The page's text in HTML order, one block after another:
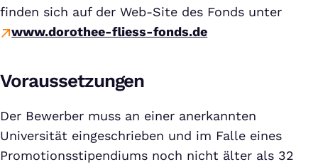
finden sich auf der Web-Site des Fonds unter
www.dorothee-fliess-fonds.de
Voraussetzungen
Der Bewerber muss an einer anerkannten
Universität eingeschrieben und im Falle eines
Promotionsstipendiums noch nicht älter als 32